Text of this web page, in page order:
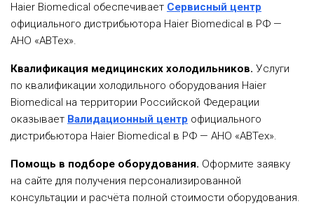
Haier Biomedical обеспечивает Сервисный центр
официального дистрибьютора Haier Biomedical в РФ —
АНО «АВТех».
Квалификация медицинских холодильников. Услуги
по квалификации холодильного оборудования Haier
Biomedical на территории Российской Федерации
оказывает Валидационный центр официального
дистрибьютора Haier Biomedical в РФ — АНО «АВТех».
Помощь в подборе оборудования. Оформите заявку
на сайте для получения персонализированной
консультации и расчёта полной стоимости оборудования.